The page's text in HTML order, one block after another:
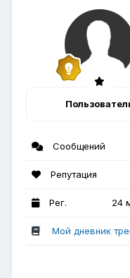
Сообщений
Репутация
Рег. 24
Мой дневник